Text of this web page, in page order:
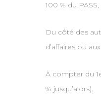
100 % du
Du côté des
d’affaires ou
À compter du
% jusqu’alors).